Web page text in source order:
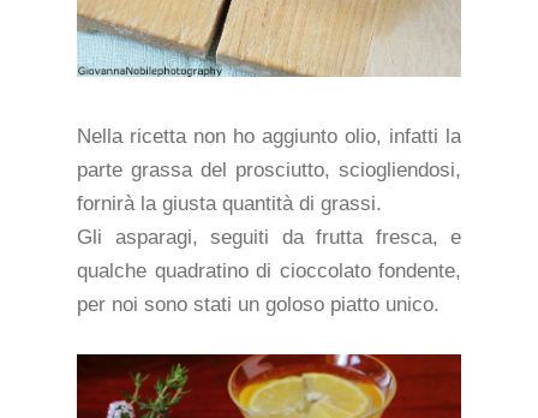
Nella ricetta non ho aggiunto olio, infatti la
parte grassa del prosciutto, sciogliendosi,
fornirà la giusta quantità di grassi.
Gli asparagi, seguiti da frutta fresca, e
qualche quadratino di cioccolato fondente,
per noi sono stati un goloso piatto unico.